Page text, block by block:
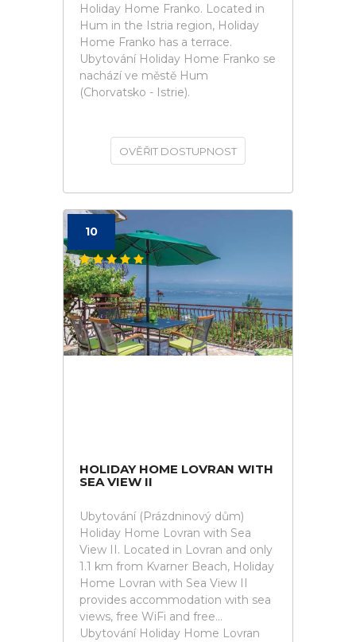
Holiday Home Franko. Located in
Hum in the Istria region, Holiday
Home Franko has a terrace.
Ubytování Holiday Home Franko se
nachází ve městě Hum
(Chorvatsko - Istrie).
OVĚŘIT DOSTUPNOST
10
HOLIDAY HOME LOVRAN WITH
SEA VIEW II
Ubytování (Prázdninový dům)
Holiday Home Lovran with Sea
View II. Located in Lovran and only
1.1 km from Kvarner Beach, Holiday
Home Lovran with Sea View II
provides accommodation with sea
views, free WiFi and free...
Ubytování Holiday Home Lovran